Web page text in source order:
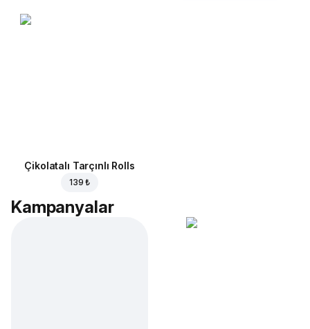
Çikolatalı Tarçınlı Rolls
139 ₺
Kampanyalar